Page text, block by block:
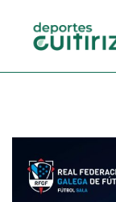
Actualidade
Contacto
Concello